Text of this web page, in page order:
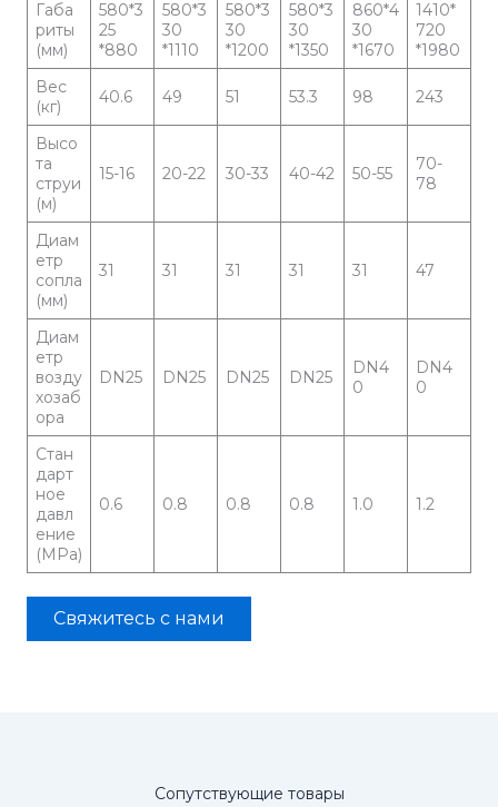
Габа
риты
(мм)
580*3
25
*880
580*3
30
*1110
580*3
30
*1200
580*3
30
*1350
860*4
30
*1670
1410*
720
*1980
Вес
(кг)
40.6 49 51 53.3 98 243
Высо
та
струи
(м)
15-16 20-22 30-33 40-42 50-55
70-
78
Диам
етр
сопла
(мм)
31 31 31 31 31 47
Диам
етр
возду
хозаб
ора
DN25 DN25 DN25 DN25
DN4
0
DN4
0
Стан
дарт
ное
давл
ение
(MPa)
0.6 0.8 0.8 0.8 1.0 1.2
Свяжитесь с нами
Сопутствующие товары